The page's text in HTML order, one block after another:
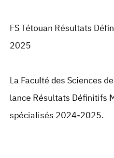
FS Tétouan Résultats
2025
La Faculté des Sciences
lance Résultats Définitifs
spécialisés 2024-2025.